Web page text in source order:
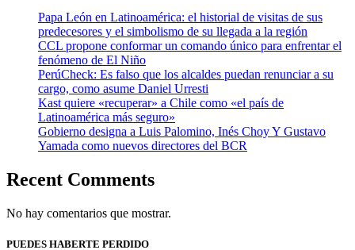
Papa León en Latinoamérica: el historial de visitas de sus
predecesores y el simbolismo de su llegada a la región
CCL propone conformar un comando único para enfrentar el
fenómeno de El Niño
PerúCheck: Es falso que los alcaldes puedan renunciar a su
cargo, como asume Daniel Urresti
Kast quiere «recuperar» a Chile como «el país de
Latinoamérica más seguro»
Gobierno designa a Luis Palomino, Inés Choy Y Gustavo
Yamada como nuevos directores del BCR
Recent Comments
No hay comentarios que mostrar.
PUEDES HABERTE PERDIDO